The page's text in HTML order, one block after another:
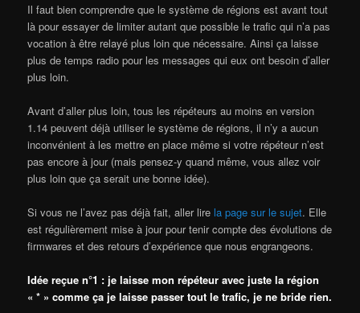
Il faut bien comprendre que le système de régions est avant tout
là pour essayer de limiter autant que possible le trafic qui n’a pas
vocation à être relayé plus loin que nécessaire. Ainsi ça laisse
plus de temps radio pour les messages qui eux ont besoin d’aller
plus loin.
Avant d’aller plus loin, tous les répéteurs au moins en version
1.14 peuvent déjà utiliser le système de régions, il n’y a aucun
inconvénient à les mettre en place même si votre répéteur n’est
pas encore à jour (mais pensez-y quand même, vous allez voir
plus loin que ça serait une bonne idée).
Si vous ne l’avez pas déjà fait, aller lirela page sur le sujet. Elle
est régulièrement mise à jour pour tenir compte des évolutions de
firmwares et des retours d’expérience que nous engrangeons.
Idée reçue n°1 : je laisse mon répéteur avec juste la région
« * » comme ça je laisse passer tout le trafic, je ne bride rien.